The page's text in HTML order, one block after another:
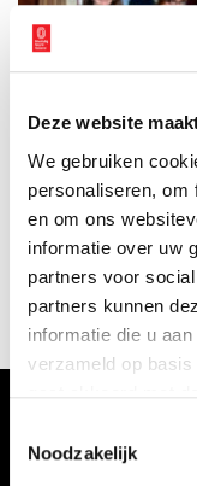
Deze website
We gebruiken
personaliseren, om
en om ons
informatie over uw
partners voor
partners kunnen
informatie die u
verzameld op
Noodzakelijk
Op 25 juni 2025
de Stichting
aan de Vrienden van
museum geeft de
vernieuwde
ook na de opheffing
Hoorn-vaarders hun
ontdekking van Kaap
2 min
VERHALEN